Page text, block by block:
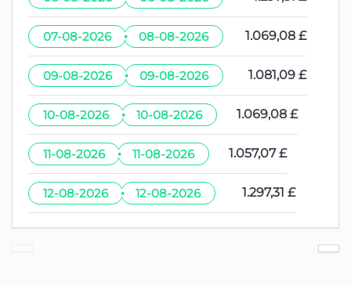
07-08-2026 · 08-08-2026 1.069,08 £
09-08-2026 · 09-08-2026 1.081,09 £
10-08-2026 · 10-08-2026 1.069,08 £
11-08-2026 · 11-08-2026 1.057,07 £
12-08-2026 · 12-08-2026 1.297,31 £